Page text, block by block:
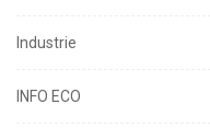
Industrie
INFO ECO